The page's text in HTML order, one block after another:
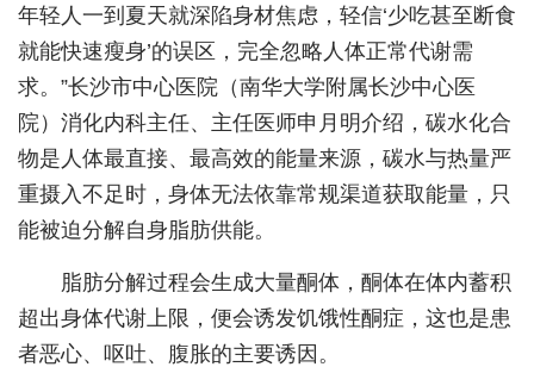
悠游
相亲
汽车
房产
消费
创意
文化
年轻人一到夏天就深陷身材焦虑，轻信‘少吃甚至断食
就能快速瘦身’的误区，完全忽略人体正常代谢需
求。”长沙市中心医院（南华大学附属长沙中心医
院）消化内科主任、主任医师申月明介绍，碳水化合
物是人体最直接、最高效的能量来源，碳水与热量严
重摄入不足时，身体无法依靠常规渠道获取能量，只
能被迫分解自身脂肪供能。
脂肪分解过程会生成大量酮体，酮体在体内蓄积
超出身体代谢上限，便会诱发饥饿性酮症，这也是患
者恶心、呕吐、腹胀的主要诱因。